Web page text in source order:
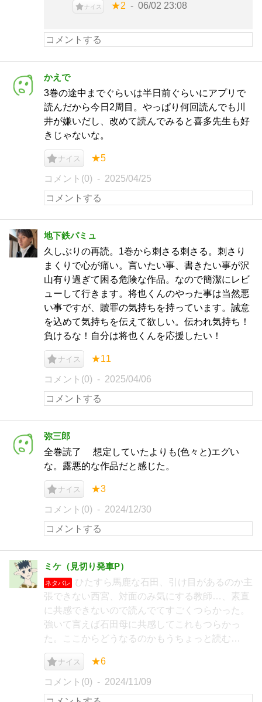
ナイス ★2 06/02 23:08
かえで
3巻の途中までぐらいは半日前ぐらいにアプリで
読んだから今日2周目。やっぱり何回読んでも川
井が嫌いだし、改めて読んでみると喜多先生も好
きじゃないな。
ナイス ★5
コメント(0) 2025/04/25
地下鉄パミュ
久しぶりの再読。1巻から刺さる刺さる。刺さり
まくりで心が痛い。言いたい事、書きたい事が沢
山有り過ぎて困る危険な作品。なので簡潔にレビ
ューして行きます。将也くんのやった事は当然悪
い事ですが、贖罪の気持ちを持っています。誠意
を込めて気持ちを伝えて欲しい。伝われ気持ち！
負けるな！自分は将也くんを応援したい！
ナイス ★11
コメント(0) 2025/04/06
弥三郎
全巻読了 想定していたよりも(色々と)エグい
な。露悪的な作品だと感じた。
ナイス ★3
コメント(0) 2024/12/30
ミケ（見切り発車P）
ネタバレ
ひたすら馬鹿な石田、引け目があるのか主
張できない西宮、対面のみ気にする教師…、素直
に共感できないので読んでてすごくつらかった。
強いて言えば石田母に共感してこれもつらかっ
た。ここからどうなるのかもうちょっと読む…
ナイス ★6
コメント(0) 2024/11/09